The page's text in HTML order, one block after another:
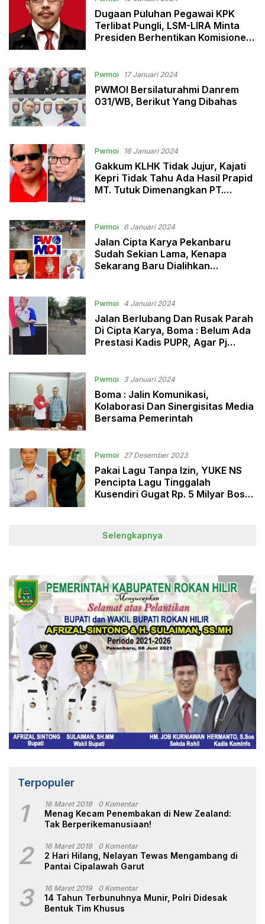
Dugaan Puluhan Pegawai KPK
Terlibat Pungli, LSM-LIRA Minta
Presiden Berhentikan Komisioner
Pwmoi 17 Januari 2024
PWMOI Bersilaturahmi Danrem
031/WB, Berikut Yang Dibahas
Pwmoi 16 Januari 2024
Gakkum KLHK Tidak Jujur, Kajati
Kepri Tidak Tahu Ada Hasil Prapid
MT. Tutuk Dimenangkan PT.
Pwmoi 6 Januari 2024
Jalan Cipta Karya Pekanbaru
Sudah Sekian Lama, Kenapa
Sekarang Baru Dialihkan
Pwmoi 4 Januari 2024
Jalan Berlubang Dan Rusak Parah
Di Cipta Karya, Boma : Belum Ada
Prestasi Kadis PUPR, Agar Pj
Pwmoi 3 Januari 2024
Boma : Jalin Komunikasi,
Kolaborasi Dan Sinergisitas Media
Bersama Pemerintah
Pwmoi 27 Desember 2023
Pakai Lagu Tanpa Izin, YUKE NS
Pencipta Lagu Tinggalah
Kusendiri Gugat Rp. 5 Milyar Bos
Selengkapnya
Terpopuler
1 16 Maret 2019 0 Komentar
Menag Kecam Penembakan di New Zealand:
Tak Berperikemanusiaan!
2 16 Maret 2019 0 Komentar
2 Hari Hilang, Nelayan Tewas Mengambang di
Pantai Cipalawah Garut
3 16 Maret 2019 0 Komentar
14 Tahun Terbunuhnya Munir, Polri Didesak
Bentuk Tim Khusus